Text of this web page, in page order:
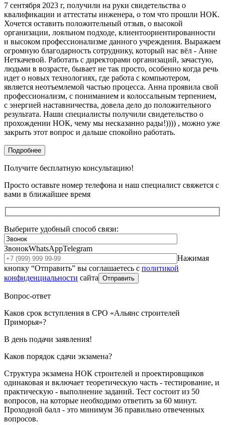
7 сентября 2023 г, получили на руки свидетельства о
квалификации и аттестаты инженера, о том что прошли НОК.
Хочется оставить положительный отзыв, о высокой
организации, лояльном подходе, клиентоориентированности
и высоком профессионализме данного учреждения. Выражаем
огромную благодарность сотруднику, который нас вёл - Анне
Неткачевой. Работать с директорами организаций, зачастую,
людьми в возрасте, бывает не так просто, особенно когда речь
идет о новых технологиях, где работа с компьютером,
является неотъемлемой частью процесса. Анна проявила свой
профессионализм, с пониманием и колоссальным терпением,
с энергией наставничества, довела дело до положительного
результата. Наши специалисты получили свидетельство о
прохождении НОК, чему мы несказанно рады!)))) , можно уже
закрыть этот вопрос и дальше спокойно работать.
Подробнее
Получите бесплатную консультацию!
Просто оставьте номер телефона и наш специалист свяжется с
вами в ближайшее время
Выберите удобный способ связи:
ЗвонокWhatsAppTelegram
Нажимая
кнопку “Отправить” вы соглашаетесь с политикой
конфиденциальности сайта Отправить
Вопрос-ответ
Каков срок вступления в СРО «Альянс строителей
Приморья»?
В день подачи заявления!
Каков порядок сдачи экзамена?
Структура экзамена НОК строителей и проектировщиков
одинаковая и включает теоретическую часть - тестирование, и
практическую - выполнение заданий. Тест состоит из 50
вопросов, на которые необходимо ответить за 60 минут.
Проходной балл - это минимум 36 правильно отвеченных
вопросов.